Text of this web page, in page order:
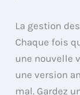
La gestion
Chaque fois
une nouvelle
une version
mal. Gardez